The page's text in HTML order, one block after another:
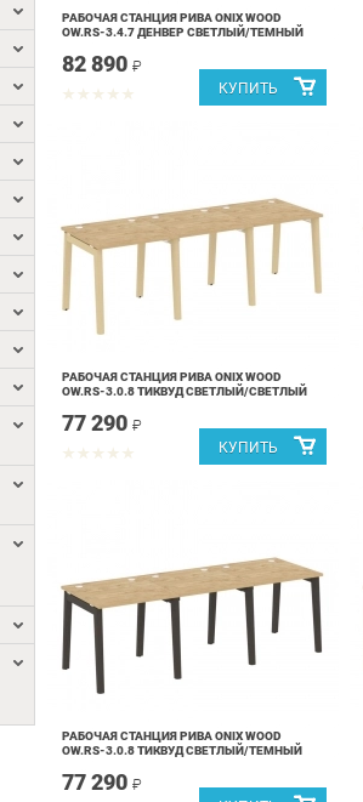
РАБОЧАЯ СТАНЦИЯ РИВА ONIX WOOD
OW.RS-3.4.7 ДЕНВЕР СВЕТЛЫЙ/ТЕМНЫЙ
82 890 ₽
РАБОЧАЯ СТАНЦИЯ РИВА ONIX WOOD
OW.RS-3.0.8 ТИКВУД СВЕТЛЫЙ/СВЕТЛЫЙ
77 290 ₽
РАБОЧАЯ СТАНЦИЯ РИВА ONIX WOOD
OW.RS-3.0.8 ТИКВУД СВЕТЛЫЙ/ТЕМНЫЙ
77 290 ₽